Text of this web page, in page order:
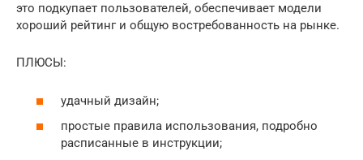
это подкупает пользователей, обеспечивает модели
хороший рейтинг и общую востребованность на рынке.
ПЛЮСЫ:
удачный дизайн;
простые правила использования, подробно
расписанные в инструкции;